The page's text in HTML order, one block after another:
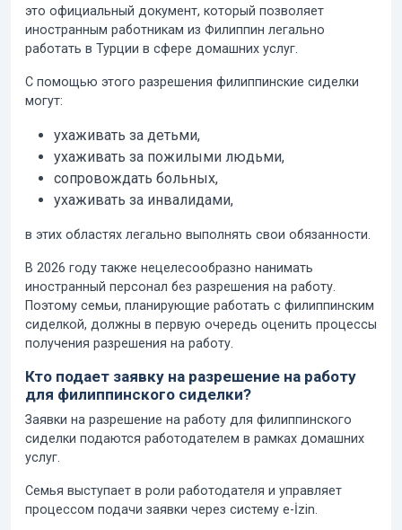
это официальный документ, который позволяет
иностранным работникам из Филиппин легально
работать в Турции в сфере домашних услуг.
С помощью этого разрешения филиппинские сиделки
могут:
ухаживать за детьми,
ухаживать за пожилыми людьми,
сопровождать больных,
ухаживать за инвалидами,
в этих областях легально выполнять свои обязанности.
В 2026 году также нецелесообразно нанимать
иностранный персонал без разрешения на работу.
Поэтому семьи, планирующие работать с филиппинским
сиделкой, должны в первую очередь оценить процессы
получения разрешения на работу.
Кто подает заявку на разрешение на работу
для филиппинского сиделки?
Заявки на разрешение на работу для филиппинского
сиделки подаются работодателем в рамках домашних
услуг.
Семья выступает в роли работодателя и управляет
процессом подачи заявки через систему e-İzin.